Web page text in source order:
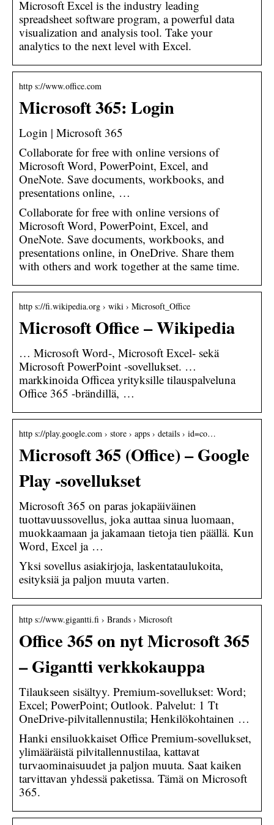
Microsoft Excel is the industry leading
spreadsheet software program, a powerful data
visualization and analysis tool. Take your
analytics to the next level with Excel.
http s://www.office.com
Microsoft 365: Login
Login | Microsoft 365
Collaborate for free with online versions of
Microsoft Word, PowerPoint, Excel, and
OneNote. Save documents, workbooks, and
presentations online, …
Collaborate for free with online versions of
Microsoft Word, PowerPoint, Excel, and
OneNote. Save documents, workbooks, and
presentations online, in OneDrive. Share them
with others and work together at the same time.
http s://fi.wikipedia.org › wiki › Microsoft_Office
Microsoft Office – Wikipedia
… Microsoft Word-, Microsoft Excel- sekä
Microsoft PowerPoint -sovellukset. …
markkinoida Officea yrityksille tilauspalveluna
Office 365 -brändillä, …
http s://play.google.com › store › apps › details › id=co…
Microsoft 365 (Office) – Google
Play ‑sovellukset
Microsoft 365 on paras jokapäiväinen
tuottavuussovellus, joka auttaa sinua luomaan,
muokkaamaan ja jakamaan tietoja tien päällä. Kun
Word, Excel ja …
Yksi sovellus asiakirjoja, laskentataulukoita,
esityksiä ja paljon muuta varten.
http s://www.gigantti.fi › Brands › Microsoft
Office 365 on nyt Microsoft 365
– Gigantti verkkokauppa
Tilaukseen sisältyy. Premium-sovellukset: Word;
Excel; PowerPoint; Outlook. Palvelut: 1 Tt
OneDrive-pilvitallennustila; Henkilökohtainen …
Hanki ensiluokkaiset Office Premium-sovellukset,
ylimääräistä pilvitallennustilaa, kattavat
turvaominaisuudet ja paljon muuta. Saat kaiken
tarvittavan yhdessä paketissa. Tämä on Microsoft
365.